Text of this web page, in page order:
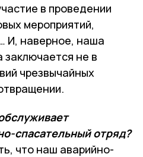
в проведении
мероприятий,
И, наверное, наша
заключается не в
чрезвычайных
спасательный отряд?
что наш аварийно-